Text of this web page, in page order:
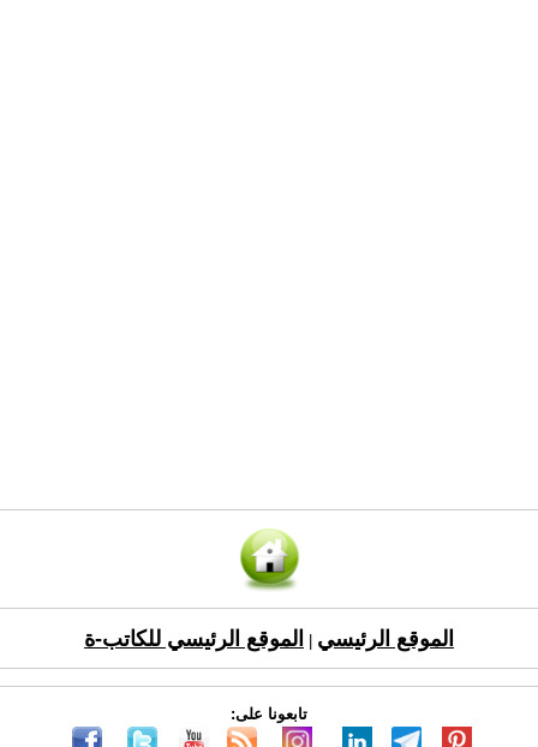
الموقع الرئيسي الموقع الرئيسي للكاتب-ة
تابعونا على: